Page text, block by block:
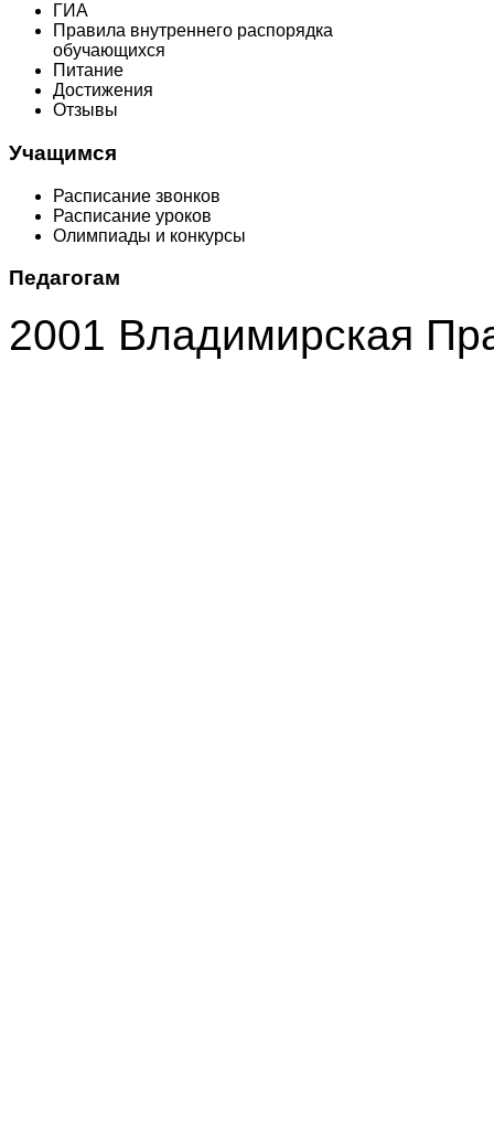
ГИА
Правила внутреннего распорядка
обучающихся
Питание
Достижения
Отзывы
Учащимся
Расписание звонков
Расписание уроков
Олимпиады и конкурсы
Педагогам
2001 Владимирская